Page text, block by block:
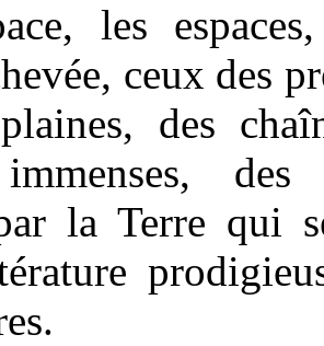
les
ceux des
des
des
la Terre qui